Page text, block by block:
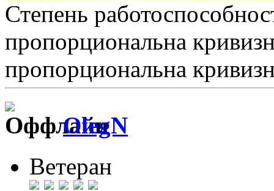
Степень
пропорциональна
пропорциональна
OlegN
Ветеран